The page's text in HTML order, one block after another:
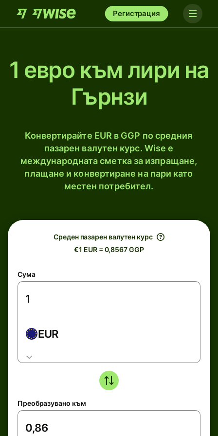
Регистрация
1 евро към лири на
Гърнзи
Конвертирайте EUR в GGP по средния
пазарен валутен курс. Wise е
международната сметка за изпращане,
плащане и конвертиране на пари като
местен потребител.
Среден пазарен валутен курс
€1 EUR = 0,8567 GGP
Сума
EUR
Преобразувано към